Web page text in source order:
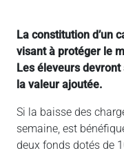
La constitution d’un
visant à protéger le
Les éleveurs devront
la valeur ajoutée.
Si la baisse des
semaine, est
deux fonds dotés de